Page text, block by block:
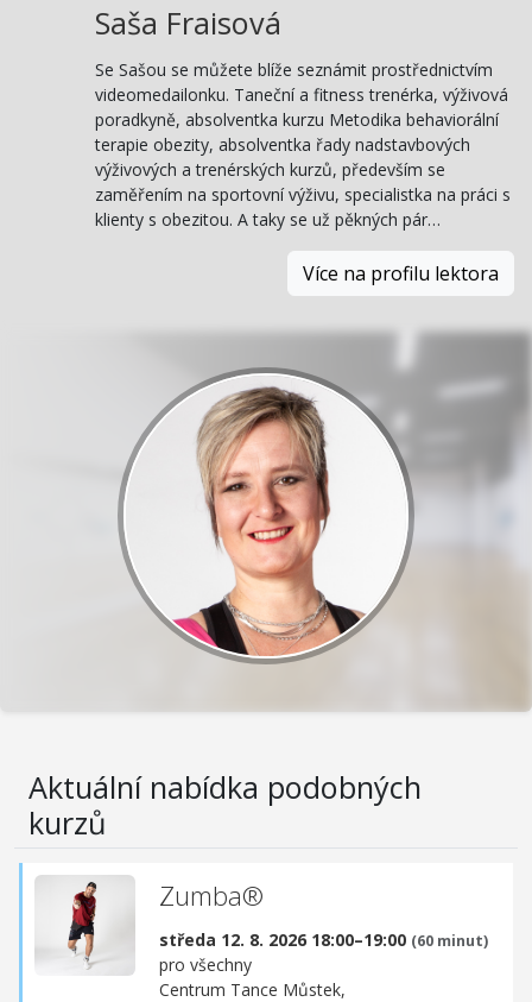
Saša Fraisová
Se Sašou se můžete blíže seznámit prostřednictvím
videomedailonku. Taneční a fitness trenérka, výživová
poradkyně, absolventka kurzu Metodika behaviorální
terapie obezity, absolventka řady nadstavbových
výživových a trenérských kurzů, především se
zaměřením na sportovní výživu, specialistka na práci s
klienty s obezitou. A taky se už pěkných pár…
Více na profilu lektora
Aktuální nabídka podobných
kurzů
Zumba®
středa 12. 8. 2026 18:00–19:00 (60 minut)
pro všechny
Centrum Tance Můstek,